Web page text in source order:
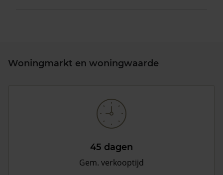
Woningmarkt en woningwaarde
45 dagen
Gem. verkooptijd